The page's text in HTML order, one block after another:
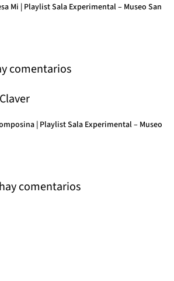
Mi | Playlist Sala Experimental – Museo San
comentarios
| Playlist Sala Experimental – Museo
comentarios